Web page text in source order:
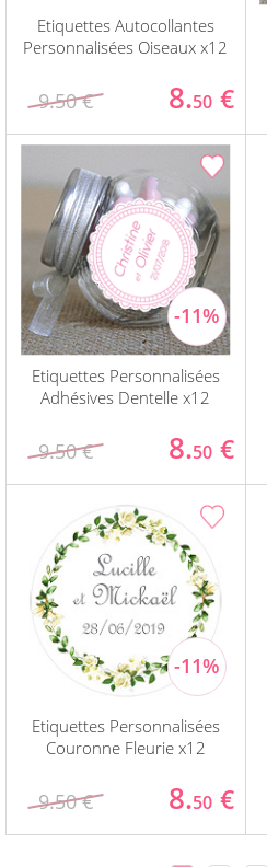
Etiquettes Autocollantes
Personnalisées Oiseaux x12
9.50 € 8.50 €
Etiquettes Personnalisées
Adhésives Dentelle x12
9.50 € 8.50 €
Etiquettes Personnalisées
Couronne Fleurie x12
9.50 € 8.50 €